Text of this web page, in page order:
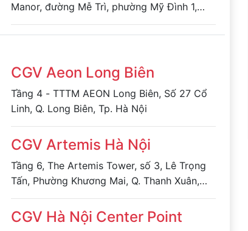
Manor, đường Mễ Trì, phường Mỹ Đình 1,
quận Nam Từ Liêm, Hà Nội
CGV Aeon Long Biên
Tầng 4 - TTTM AEON Long Biên, Số 27 Cổ
Linh, Q. Long Biên, Tp. Hà Nội
CGV Artemis Hà Nội
Tầng 6, The Artemis Tower, số 3, Lê Trọng
Tấn, Phường Khương Mai, Q. Thanh Xuân,
TP. Hà Nội
CGV Hà Nội Center Point